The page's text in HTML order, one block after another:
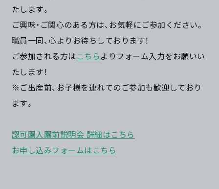
たします。
ご興味・ご関心のある方は、お気軽にご参加ください。
職員一同、心よりお待ちしております！
ご参加される方は こちらよりフォーム入力をお願いい
たします！
※ご出産前、お子様を連れてのご参加も歓迎しており
ます。
認可園入園前説明会 詳細はこちら
お申し込みフォームはこちら